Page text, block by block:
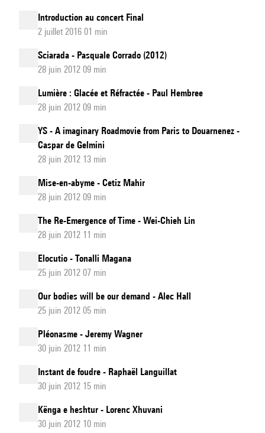
Introduction au concert Final
2 juillet 2016 01 min
Sciarada - Pasquale Corrado (2012)
28 juin 2012 09 min
Lumière : Glacée et Réfractée - Paul Hembree
28 juin 2012 09 min
YS - A imaginary Roadmovie from Paris to Douarnenez -
Caspar de Gelmini
28 juin 2012 13 min
Mise-en-abyme - Cetiz Mahir
28 juin 2012 09 min
The Re-Emergence of Time - Wei-Chieh Lin
28 juin 2012 11 min
Elocutio - Tonalli Magana
25 juin 2012 07 min
Our bodies will be our demand - Alec Hall
25 juin 2012 05 min
Pléonasme - Jeremy Wagner
30 juin 2012 11 min
Instant de foudre - Raphaël Languillat
30 juin 2012 15 min
Kënga e heshtur - Lorenc Xhuvani
30 juin 2012 10 min